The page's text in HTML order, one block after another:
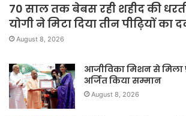
70 साल तक बेबस रही शहीद की
योगी ने मिटा दिया तीन पीढ़ियों का
August 8, 2026
आजीविका मिशन से मिला
अर्जित किया सम्मान
August 8, 2026